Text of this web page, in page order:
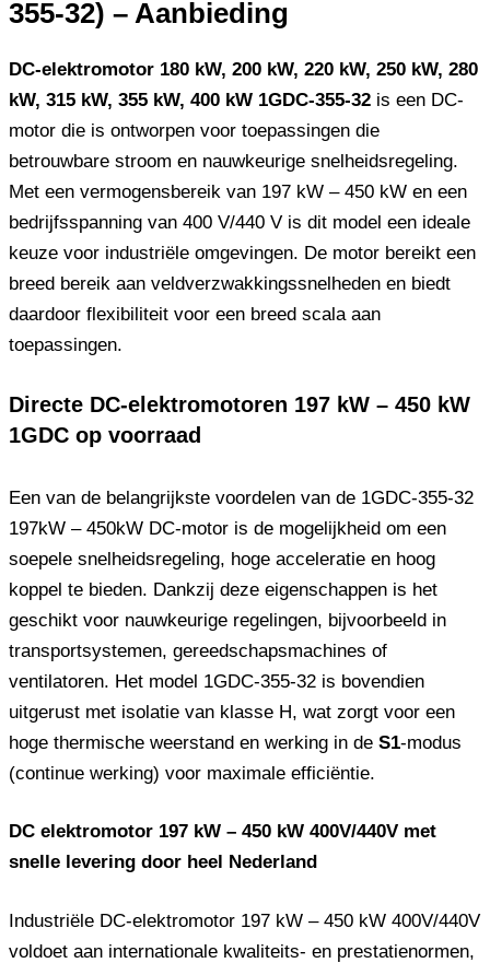
355-32) – Aanbieding
DC-elektromotor 180 kW, 200 kW, 220 kW, 250 kW, 280
kW, 315 kW, 355 kW, 400 kW 1GDC-355-32 is een DC-
motor die is ontworpen voor toepassingen die
betrouwbare stroom en nauwkeurige snelheidsregeling.
Met een vermogensbereik van 197 kW – 450 kW en een
bedrijfsspanning van 400 V/440 V is dit model een ideale
keuze voor industriële omgevingen. De motor bereikt een
breed bereik aan veldverzwakkingssnelheden en biedt
daardoor flexibiliteit voor een breed scala aan
toepassingen.
Directe DC-elektromotoren 197 kW – 450 kW
1GDC op voorraad
Een van de belangrijkste voordelen van de 1GDC-355-32
197kW – 450kW DC-motor is de mogelijkheid om een ​​
soepele snelheidsregeling, hoge acceleratie en hoog
koppel te bieden. Dankzij deze eigenschappen is het
geschikt voor nauwkeurige regelingen, bijvoorbeeld in
transportsystemen, gereedschapsmachines of
ventilatoren. Het model 1GDC-355-32 is bovendien
uitgerust met isolatie van klasse H, wat zorgt voor een
hoge thermische weerstand en werking in de S1-modus
(continue werking) voor maximale efficiëntie.
DC elektromotor 197 kW – 450 kW 400V/440V met
snelle levering door heel Nederland
Industriële DC-elektromotor 197 kW – 450 kW 400V/440V
voldoet aan internationale kwaliteits- en prestatienormen,